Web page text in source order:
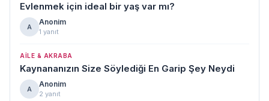
Evlenmek için ideal bir yaş var mı?
A
Anonim
1 yanıt
AILE & AKRABA
Kaynananızın Size Söylediği En Garip Şey Neydi
A
Anonim
2 yanıt